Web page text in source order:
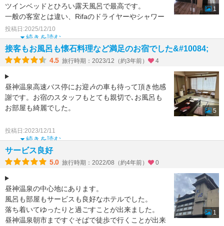
ツインベッドとひろい露天風呂で最高です。
一般の客室とは違い、Rifaのドライヤーやシャワー
ヘッドがあります。
コーヒーマシーンやバスローブ
続きを読む
投稿日:2025/12/10
1
接客もお風呂も懐石料理など満足のお宿でした&#10084;️
4.5 旅行時期：2023/12（約3年前） 4
昼神温泉高速バス停にお迎🎶の車も待って頂き他感
謝です。お宿のスタッフもとても親切で､お風呂も
お部屋も綺麗でした。
お値段的には少し高いですが、口コミが良かったの
で泊まってみました
続きを読む
投稿日:2023/12/11
5
サービス良好
5.0 旅行時期：2022/08（約4年前） 0
昼神温泉の中心地にあります。
風呂も部屋もサービスも良好なホテルでした。
落ち着いてゆったりと過ごすことが出来ました。
昼神温泉朝市まですぐそばで徒歩で行くことが出来
1